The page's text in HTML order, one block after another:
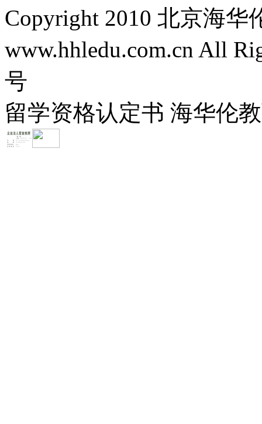
Copyright 2010 北京海
www.hhledu.com.cn All
号
留学资格认定书 海华伦